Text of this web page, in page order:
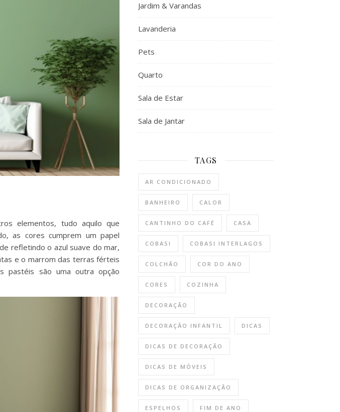
elementos, tudo aquilo que
as cores cumprem um papel
refletindo o azul suave do mar,
e o marrom das terras férteis
pastéis são uma outra opção
Jardim & Varandas
Lavanderia
Pets
Quarto
Sala de Estar
Sala de Jantar
TAGS
AR CONDICIONADO
BANHEIRO CALOR
CANTINHO DO CAFÉ CASA
COBASI COBASI INTERLAGOS
COLCHÃO COR DO ANO
CORES COZINHA
DECORAÇÃO
DECORAÇÃO INFANTIL DICAS
DICAS DE DECORAÇÃO
DICAS DE MÓVEIS
DICAS DE ORGANIZAÇÃO
ESPELHOS FIM DE ANO